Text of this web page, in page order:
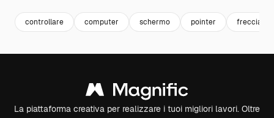
controllare computer schermo pointer freccia
La piattaforma creativa per realizzare i tuoi migliori lavori. Oltre